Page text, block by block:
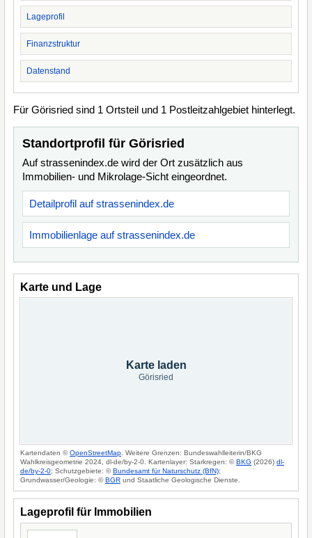
Lageprofil
Finanzstruktur
Datenstand
Für Görisried sind 1 Ortsteil und 1 Postleitzahlgebiet hinterlegt.
Standortprofil für Görisried
Auf strassenindex.de wird der Ort zusätzlich aus
Immobilien- und Mikrolage-Sicht eingeordnet.
Detailprofil auf strassenindex.de
Immobilienlage auf strassenindex.de
Karte und Lage
Karte laden
Görisried
Kartendaten ©OpenStreetMap . Weitere Grenzen: Bundeswahlleiterin/BKG
Wahlkreisgeometrie 2024, dl-de/by-2-0. Kartenlayer: Starkregen: ©BKG (2026) dl-
de/by-2-0; Schutzgebiete: ©Bundesamt für Naturschutz (BfN);
Grundwasser/Geologie: ©BGR und Staatliche Geologische Dienste.
Lageprofil für Immobilien